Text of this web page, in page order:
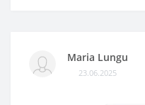
Maria Lungu
23.06.2025